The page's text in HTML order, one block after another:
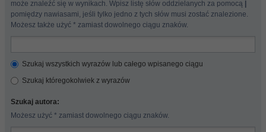
może znaleźć się w wynikach. Wpisz listę słów oddzielanych za pomocą
pomiędzy nawiasami, jeśli tylko jedno z tych słów musi zostać znalezione.
Możesz także użyć * zamiast dowolnego ciągu znaków.
Szukaj wszystkich wyrazów lub całego wpisanego ciągu
Szukaj któregokolwiek z wyrazów
Szukaj autora:
Możesz użyć * zamiast dowolnego ciągu znaków.